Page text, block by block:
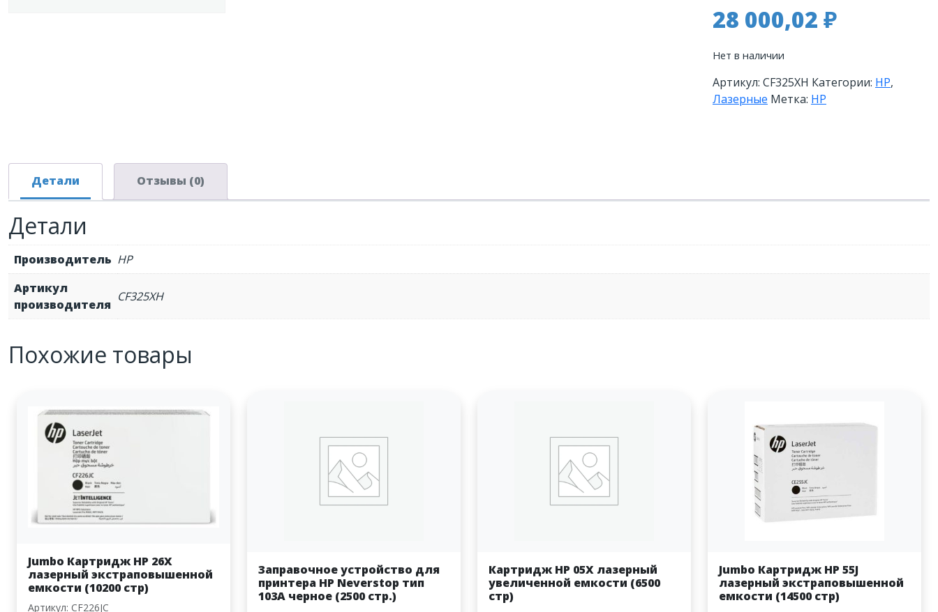
28 000,02 ₽
Нет в наличии
Артикул: CF325XH Категории: HP,
Лазерные Метка: HP
Детали Отзывы (0)
Детали
Производитель HP
Артикул
производителя
CF325XH
Похожие товары
Jumbo Картридж HP 26X
лазерный экстраповышенной
емкости (10200 стр)
Артикул: CF226JC
Заправочное устройство для
принтера HP Neverstop тип
103A черное (2500 стр.)
Картридж HP 05X лазерный
увеличенной емкости (6500
стр)
Jumbo Картридж HP 55J
лазерный экстраповышенной
емкости (14500 стр)